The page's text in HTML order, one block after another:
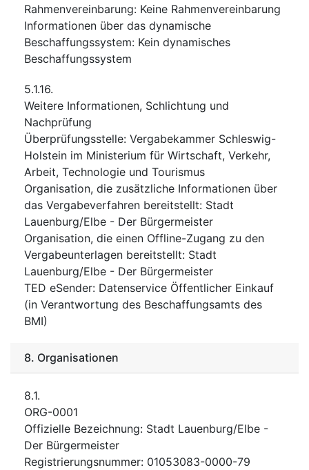
Rahmenvereinbarung: Keine Rahmenvereinbarung
Informationen über das dynamische
Beschaffungssystem: Kein dynamisches
Beschaffungssystem
5.1.16.
Weitere Informationen, Schlichtung und
Nachprüfung
Überprüfungsstelle: Vergabekammer Schleswig-
Holstein im Ministerium für Wirtschaft, Verkehr,
Arbeit, Technologie und Tourismus
Organisation, die zusätzliche Informationen über
das Vergabeverfahren bereitstellt: Stadt
Lauenburg/Elbe - Der Bürgermeister
Organisation, die einen Offline-Zugang zu den
Vergabeunterlagen bereitstellt: Stadt
Lauenburg/Elbe - Der Bürgermeister
TED eSender: Datenservice Öffentlicher Einkauf
(in Verantwortung des Beschaffungsamts des
BMI)
8. Organisationen
8.1.
ORG-0001
Offizielle Bezeichnung: Stadt Lauenburg/Elbe -
Der Bürgermeister
Registrierungsnummer: 01053083-0000-79